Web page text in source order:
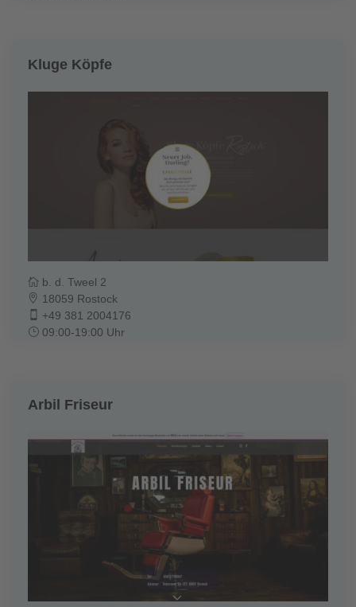
Kluge Köpfe
b. d. Tweel 2
18059 Rostock
+49 381 2004176
09:00-19:00 Uhr
Arbil Friseur